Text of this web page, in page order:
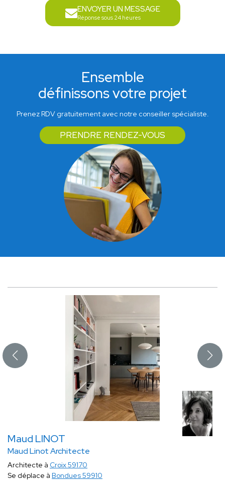
ENVOYER UN MESSAGE
Réponse sous 24 heures
Ensemble
définissons votre projet
Prenez RDV gratuitement avec notre conseiller spécialiste.
PRENDRE RENDEZ-VOUS
Maud LINOT
Maud Linot Architecte
Architecte à Croix 59170
Se déplace à Bondues 59910